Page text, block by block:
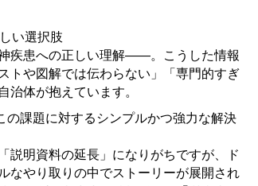
い選択肢
疾患への正しい理解——。こうした情報
トや図解では伝わらない」「専門的すぎ
治体が抱えています。
課題に対するシンプルかつ強力な解決
説明資料の延長」になりがちですが、ド
なやり取りの中でストーリーが展開され